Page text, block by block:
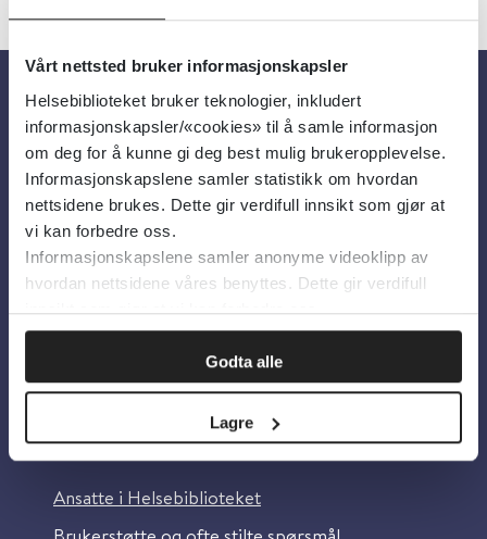
Vårt nettsted bruker informasjonskapsler
Helsebiblioteket bruker teknologier, inkludert
informasjonskapsler/«cookies» til å samle informasjon
om deg for å kunne gi deg best mulig brukeropplevelse.
Informasjonskapslene samler statistikk om hvordan
nettsidene brukes. Dette gir verdifull innsikt som gjør at
vi kan forbedre oss.
Informasjonskapslene samler anonyme videoklipp av
hvordan nettsidene våres benyttes. Dette gir verdifull
innsikt som gjør at vi kan forbedre oss.
Godta alle
Lagre
Om oss
Om Helsebiblioteket
Personvern og informasjonskapsler
Tilgjengelighetserklæring
Information in English
Ansatte i Helsebiblioteket